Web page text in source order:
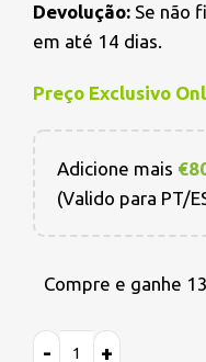
Devolução: Se não
em até 14 dias.
Preço Exclusivo
Adicione mais €
(Valido para PT/
Compre e ganhe